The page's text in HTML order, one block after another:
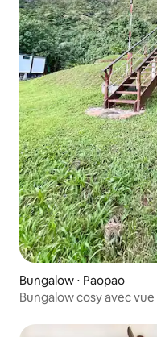
Bungalow ⋅ Paopao
Bungalow cosy avec